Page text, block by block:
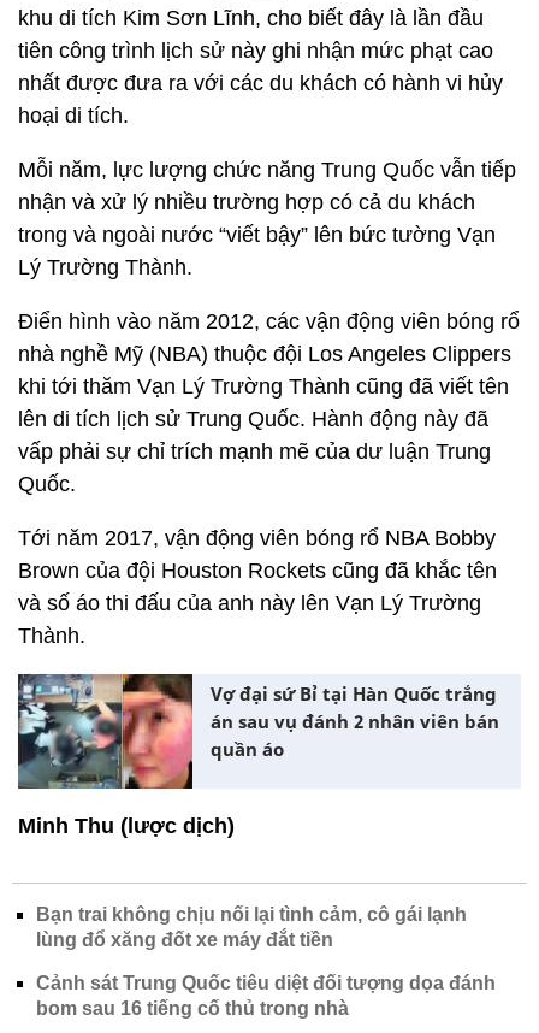
khu di tích Kim Sơn Lĩnh, cho biết đây là lần đầu
tiên công trình lịch sử này ghi nhận mức phạt cao
nhất được đưa ra với các du khách có hành vi hủy
hoại di tích.
Mỗi năm, lực lượng chức năng Trung Quốc vẫn tiếp
nhận và xử lý nhiều trường hợp có cả du khách
trong và ngoài nước “viết bậy” lên bức tường Vạn
Lý Trường Thành.
Điển hình vào năm 2012, các vận động viên bóng rổ
nhà nghề Mỹ (NBA) thuộc đội Los Angeles Clippers
khi tới thăm Vạn Lý Trường Thành cũng đã viết tên
lên di tích lịch sử Trung Quốc. Hành động này đã
vấp phải sự chỉ trích mạnh mẽ của dư luận Trung
Quốc.
Tới năm 2017, vận động viên bóng rổ NBA Bobby
Brown của đội Houston Rockets cũng đã khắc tên
và số áo thi đấu của anh này lên Vạn Lý Trường
Thành.
Vợ đại sứ Bỉ tại Hàn Quốc trắng
án sau vụ đánh 2 nhân viên bán
quần áo
Minh Thu (lược dịch)
Bạn trai không chịu nối lại tình cảm, cô gái lạnh
lùng đổ xăng đốt xe máy đắt tiền
Cảnh sát Trung Quốc tiêu diệt đối tượng dọa đánh
bom sau 16 tiếng cố thủ trong nhà